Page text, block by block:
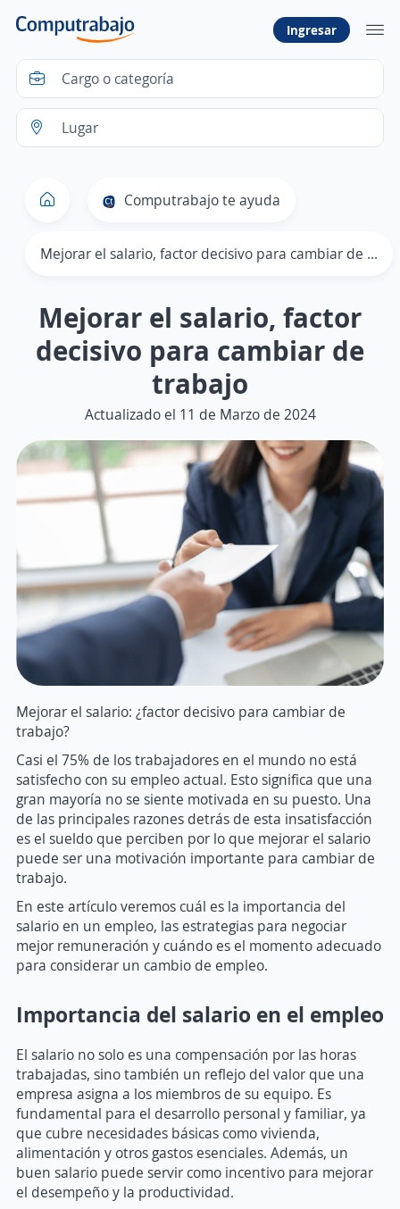
Ingresar
Computrabajo te ayuda
Mejorar el salario, factor decisivo para cambiar de trabajo
Mejorar el salario, factor
decisivo para cambiar de
trabajo
Actualizado el 11 de Marzo de 2024
Mejorar el salario: ¿factor decisivo para cambiar de
trabajo?
Casi el 75% de los trabajadores en el mundo no está
satisfecho con su empleo actual. Esto significa que una
gran mayoría no se siente motivada en su puesto. Una
de las principales razones detrás de esta insatisfacción
es el sueldo que perciben por lo que mejorar el salario
puede ser una motivación importante para cambiar de
trabajo.
En este artículo veremos cuál es la importancia del
salario en un empleo, las estrategias para negociar
mejor remuneración y cuándo es el momento adecuado
para considerar un cambio de empleo.
Importancia del salario en el empleo
El salario no solo es una compensación por las horas
trabajadas, sino también un reflejo del valor que una
empresa asigna a los miembros de su equipo. Es
fundamental para el desarrollo personal y familiar, ya
que cubre necesidades básicas como vivienda,
alimentación y otros gastos esenciales. Además, un
buen salario puede servir como incentivo para mejorar
el desempeño y la productividad.